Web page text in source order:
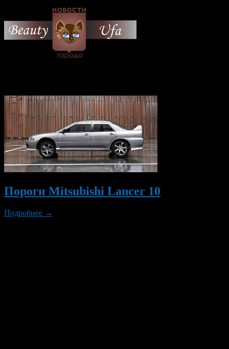
Пороги Mitsubishi Lancer 10
Подробнее →